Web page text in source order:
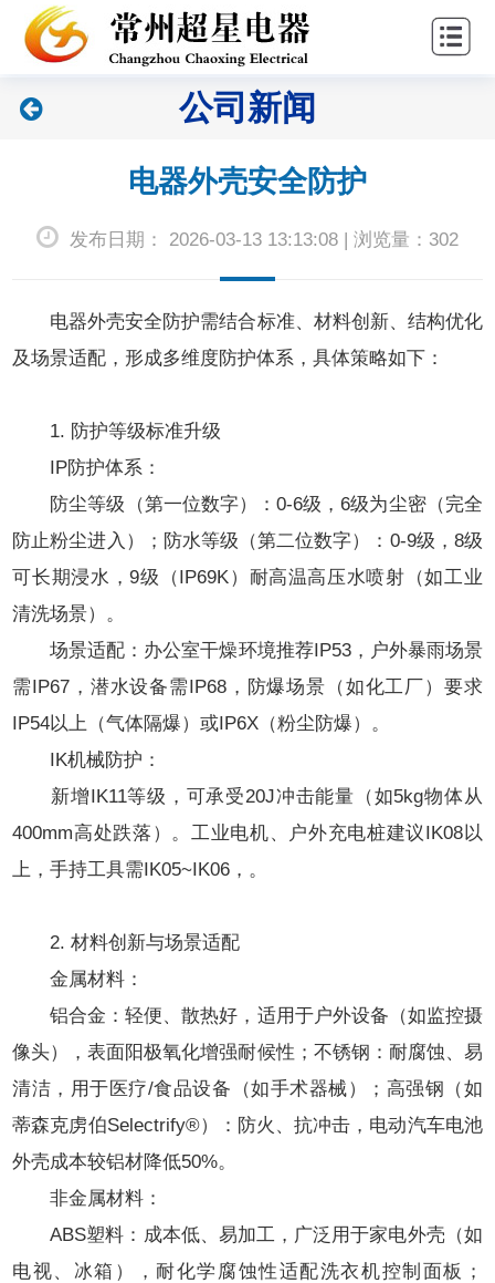
新
产 公司新闻
电器外壳安全防护
发布日期： 2026-03-13 13:13:08 | 浏览量：302
电器外壳安全防护需结合标准、材料创新、结构优化
及场景适配，形成多维度防护体系，具体策略如下：
1. 防护等级标准升级
IP防护体系：
防尘等级（第一位数字）：0-6级，6级为尘密（完全
防止粉尘进入）；防水等级（第二位数字）：0-9级，8级
可长期浸水，9级（IP69K）耐高温高压水喷射（如工业
清洗场景）。
场景适配：办公室干燥环境推荐IP53，户外暴雨场景
需IP67，潜水设备需IP68，防爆场景（如化工厂）要求
IP54以上（气体隔爆）或IP6X（粉尘防爆）。
IK机械防护：
新增IK11等级，可承受20J冲击能量（如5kg物体从
400mm高处跌落）。工业电机、户外充电桩建议IK08以
上，手持工具需IK05~IK06，。
2. 材料创新与场景适配
金属材料：
铝合金：轻便、散热好，适用于户外设备（如监控摄
像头），表面阳极氧化增强耐候性；不锈钢：耐腐蚀、易
清洁，用于医疗/食品设备（如手术器械）；高强钢（如
蒂森克虏伯Selectrify®）：防火、抗冲击，电动汽车电池
外壳成本较铝材降低50%。
非金属材料：
ABS塑料：成本低、易加工，广泛用于家电外壳（如
电视、冰箱），耐化学腐蚀性适配洗衣机控制面板；